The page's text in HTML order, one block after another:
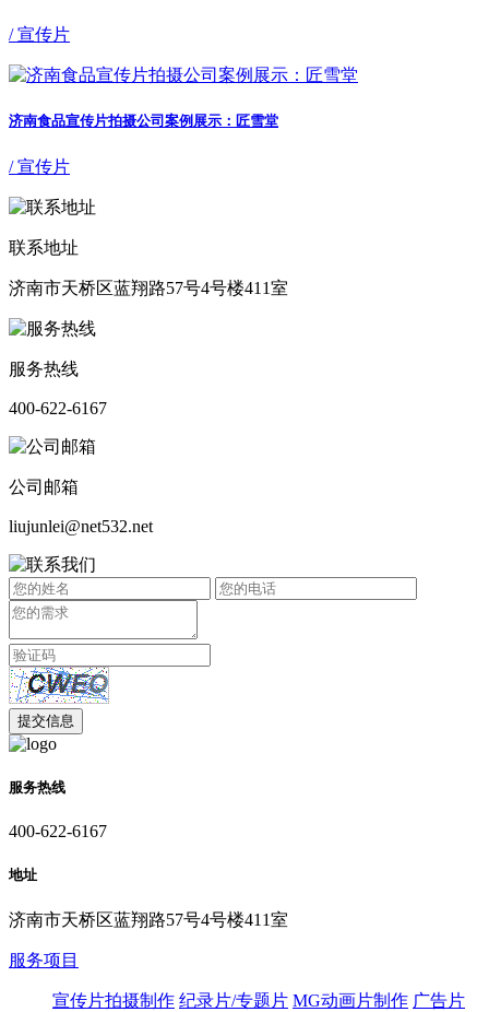
/ 宣传片
济南食品宣传片拍摄公司案例展示：匠雪堂
/ 宣传片
联系地址
济南市天桥区蓝翔路57号4号楼411室
服务热线
400-622-6167
公司邮箱
liujunlei@net532.net
服务热线
400-622-6167
地址
济南市天桥区蓝翔路57号4号楼411室
服务项目
宣传片拍摄制作 纪录片/专题片 MG动画片制作 广告片